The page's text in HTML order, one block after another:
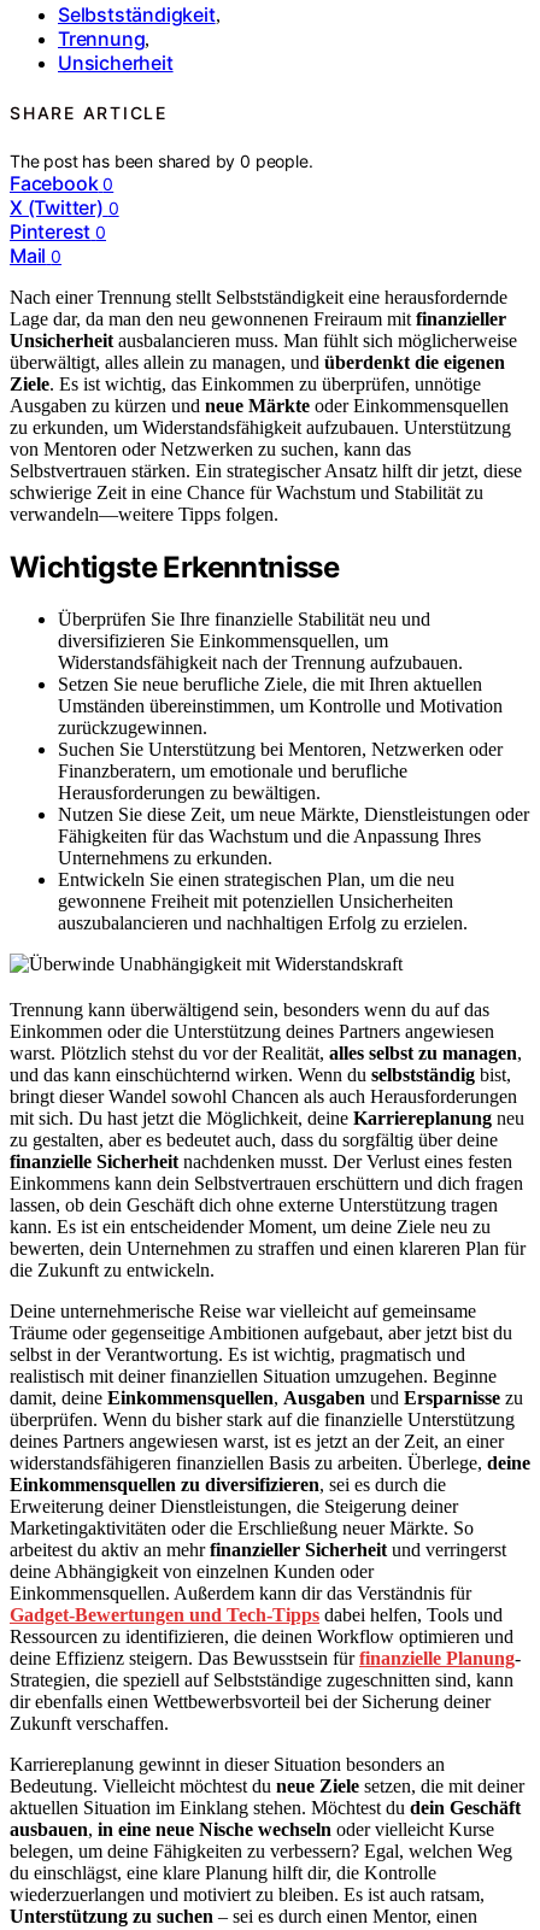
Selbstständigkeit,
Trennung,
Unsicherheit
SHARE ARTICLE
The post has been shared by0 people.
Facebook 0
X (Twitter) 0
Pinterest 0
Mail 0
Nach einer Trennung stellt Selbstständigkeit eine herausfordernde
Lage dar, da man den neu gewonnenen Freiraum mit finanzieller
Unsicherheit ausbalancieren muss. Man fühlt sich möglicherweise
überwältigt, alles allein zu managen, und überdenkt die eigenen
Ziele. Es ist wichtig, das Einkommen zu überprüfen, unnötige
Ausgaben zu kürzen und neue Märkte oder Einkommensquellen
zu erkunden, um Widerstandsfähigkeit aufzubauen. Unterstützung
von Mentoren oder Netzwerken zu suchen, kann das
Selbstvertrauen stärken. Ein strategischer Ansatz hilft dir jetzt, diese
schwierige Zeit in eine Chance für Wachstum und Stabilität zu
verwandeln—weitere Tipps folgen.
Wichtigste Erkenntnisse
Überprüfen Sie Ihre finanzielle Stabilität neu und
diversifizieren Sie Einkommensquellen, um
Widerstandsfähigkeit nach der Trennung aufzubauen.
Setzen Sie neue berufliche Ziele, die mit Ihren aktuellen
Umständen übereinstimmen, um Kontrolle und Motivation
zurückzugewinnen.
Suchen Sie Unterstützung bei Mentoren, Netzwerken oder
Finanzberatern, um emotionale und berufliche
Herausforderungen zu bewältigen.
Nutzen Sie diese Zeit, um neue Märkte, Dienstleistungen oder
Fähigkeiten für das Wachstum und die Anpassung Ihres
Unternehmens zu erkunden.
Entwickeln Sie einen strategischen Plan, um die neu
gewonnene Freiheit mit potenziellen Unsicherheiten
auszubalancieren und nachhaltigen Erfolg zu erzielen.
Trennung kann überwältigend sein, besonders wenn du auf das
Einkommen oder die Unterstützung deines Partners angewiesen
warst. Plötzlich stehst du vor der Realität, alles selbst zu managen,
und das kann einschüchternd wirken. Wenn du selbstständig bist,
bringt dieser Wandel sowohl Chancen als auch Herausforderungen
mit sich. Du hast jetzt die Möglichkeit, deine Karriereplanung neu
zu gestalten, aber es bedeutet auch, dass du sorgfältig über deine
finanzielle Sicherheit nachdenken musst. Der Verlust eines festen
Einkommens kann dein Selbstvertrauen erschüttern und dich fragen
lassen, ob dein Geschäft dich ohne externe Unterstützung tragen
kann. Es ist ein entscheidender Moment, um deine Ziele neu zu
bewerten, dein Unternehmen zu straffen und einen klareren Plan für
die Zukunft zu entwickeln.
Deine unternehmerische Reise war vielleicht auf gemeinsame
Träume oder gegenseitige Ambitionen aufgebaut, aber jetzt bist du
selbst in der Verantwortung. Es ist wichtig, pragmatisch und
realistisch mit deiner finanziellen Situation umzugehen. Beginne
damit, deine Einkommensquellen, Ausgaben und Ersparnisse zu
überprüfen. Wenn du bisher stark auf die finanzielle Unterstützung
deines Partners angewiesen warst, ist es jetzt an der Zeit, an einer
widerstandsfähigeren finanziellen Basis zu arbeiten. Überlege, deine
Einkommensquellen zu diversifizieren, sei es durch die
Erweiterung deiner Dienstleistungen, die Steigerung deiner
Marketingaktivitäten oder die Erschließung neuer Märkte. So
arbeitest du aktiv an mehrfinanzieller Sicherheit und verringerst
deine Abhängigkeit von einzelnen Kunden oder
Einkommensquellen. Außerdem kann dir das Verständnis für
Gadget-Bewertungen und Tech-Tipps dabei helfen, Tools und
Ressourcen zu identifizieren, die deinen Workflow optimieren und
deine Effizienz steigern. Das Bewusstsein fürfinanzielle Planung-
Strategien, die speziell auf Selbstständige zugeschnitten sind, kann
dir ebenfalls einen Wettbewerbsvorteil bei der Sicherung deiner
Zukunft verschaffen.
Karriereplanung gewinnt in dieser Situation besonders an
Bedeutung. Vielleicht möchtest du neue Ziele setzen, die mit deiner
aktuellen Situation im Einklang stehen. Möchtest du dein Geschäft
ausbauen, in eine neue Nische wechseln oder vielleicht Kurse
belegen, um deine Fähigkeiten zu verbessern? Egal, welchen Weg
du einschlägst, eine klare Planung hilft dir, die Kontrolle
wiederzuerlangen und motiviert zu bleiben. Es ist auch ratsam,
Unterstützung zu suchen – sei es durch einen Mentor, einen